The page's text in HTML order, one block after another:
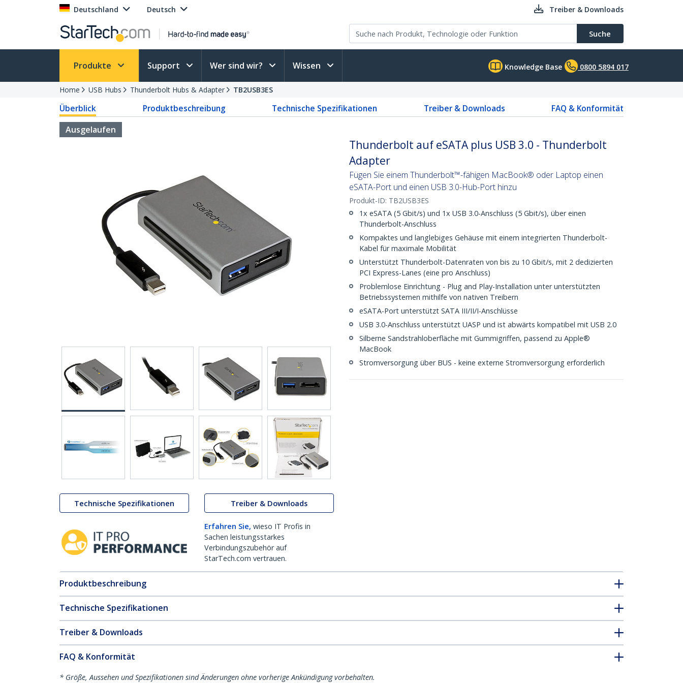
Deutschland Deutsch Treiber & Downloads
Suche
Produkte Support Wer sind wir? Wissen Knowledge Base 0800 5894 017
Home USB Hubs Thunderbolt Hubs & Adapter TB2USB3ES
Überblick Produktbeschreibung Technische Spezifikationen Treiber & Downloads
FAQ & Konformität
Ausgelaufen
Technische Spezifikationen Treiber & Downloads
Erfahren Sie, wieso IT Profis in
Sachen leistungsstarkes
Verbindungszubehör auf
StarTech.com vertrauen.
Thunderbolt auf eSATA plus USB 3.0 - Thunderbolt
Adapter
Fügen Sie einem Thunderbolt™-fähigen MacBook® oder Laptop einen
eSATA-Port und einen USB 3.0-Hub-Port hinzu
Produkt-ID: TB2USB3ES
1x eSATA (5 Gbit/s) und 1x USB 3.0-Anschluss (5 Gbit/s), über einen
Thunderbolt-Anschluss
Kompaktes und langlebiges Gehäuse mit einem integrierten Thunderbolt-
Kabel für maximale Mobilität
Unterstützt Thunderbolt-Datenraten von bis zu 10 Gbit/s, mit 2 dedizierten
PCI Express-Lanes (eine pro Anschluss)
Problemlose Einrichtung - Plug and Play-Installation unter unterstützten
Betriebssystemen mithilfe von nativen Treibern
eSATA-Port unterstützt SATA III/II/I-Anschlüsse
USB 3.0-Anschluss unterstützt UASP und ist abwärts kompatibel mit USB 2.0
Silberne Sandstrahloberfläche mit Gummigriffen, passend zu Apple®
MacBook
Stromversorgung über BUS - keine externe Stromversorgung erforderlich
Produktbeschreibung
Technische Spezifikationen
Treiber & Downloads
FAQ & Konformität
* Größe, Aussehen und Spezifikationen sind Änderungen ohne vorherige Ankündigung vorbehalten.